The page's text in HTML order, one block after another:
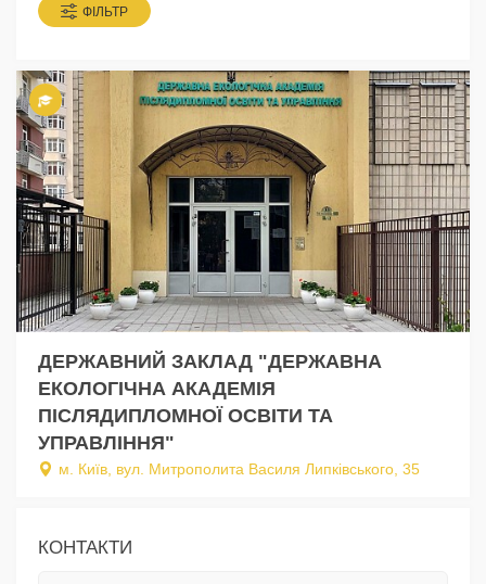
ФІЛЬТР
ДЕРЖАВНИЙ ЗАКЛАД "ДЕРЖАВНА
ЕКОЛОГІЧНА АКАДЕМІЯ
ПІСЛЯДИПЛОМНОЇ ОСВІТИ ТА
УПРАВЛІННЯ"
м. Київ, вул. Митрополита Василя Липківського, 35
КОНТАКТИ